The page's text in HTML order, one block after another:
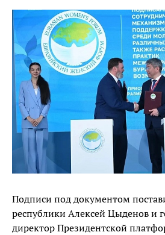
Подписи под документом
республики Алексей Цыденов и
директор Президентской